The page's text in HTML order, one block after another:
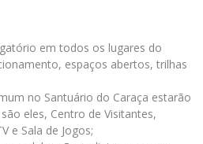
em todos os lugares do
espaços abertos, trilhas
no Santuário do Caraça estarão
eles, Centro de Visitantes,
e Sala de Jogos;